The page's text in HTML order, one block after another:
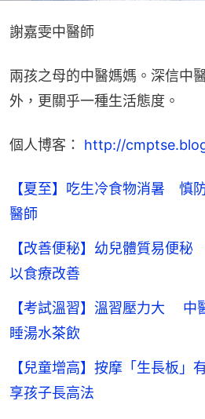
謝嘉雯中醫師
兩孩之母的中醫媽媽。深信中
外，更關乎一種生活態度。
個人博客： http://
【夏至】吃生冷食物消暑 慎
醫師
【改善便秘】幼兒體質易便
以食療改善
【考試溫習】溫習壓力大 中
睡湯水茶飲
【兒童增高】按摩「生長板」
享孩子長高法